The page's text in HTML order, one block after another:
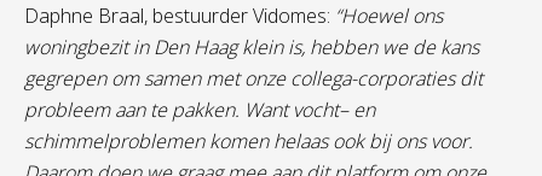
Daphne Braal, bestuurder Vidomes: “Hoewel ons
woningbezit in Den Haag klein is, hebben we de kans
gegrepen om samen met onze collega-corporaties dit
probleem aan te pakken. Want vocht– en
schimmelproblemen komen helaas ook bij ons voor.